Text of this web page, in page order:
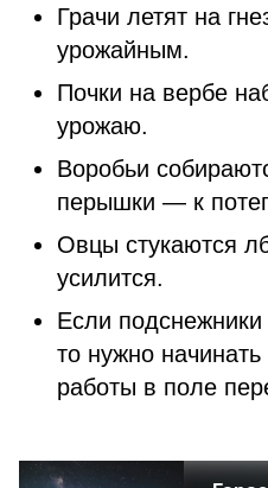
Грачи летят на
урожайным.
Почки на вербе
урожаю.
Воробьи
перышки — к
Овцы стукаются
усилится.
Если подснежники
то нужно
работы в поле